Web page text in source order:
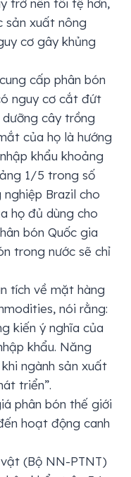
trở nên tồi tệ hơn,
sản xuất nông
cơ gây khủng
cấp phân bón
nguy cơ cắt đứt
cây trồng
của họ là hướng
khẩu khoảng
1/5 trong số
Brazil cho
họ đủ dùng cho
bón Quốc gia
trong nước sẽ chỉ
tích về mặt hàng
nói rằng:
kiến ​​ý nghĩa của
khẩu. Năng
ngành sản xuất
triển”.
phân bón thế giới
hoạt động canh
(Bộ NN-PTNT)